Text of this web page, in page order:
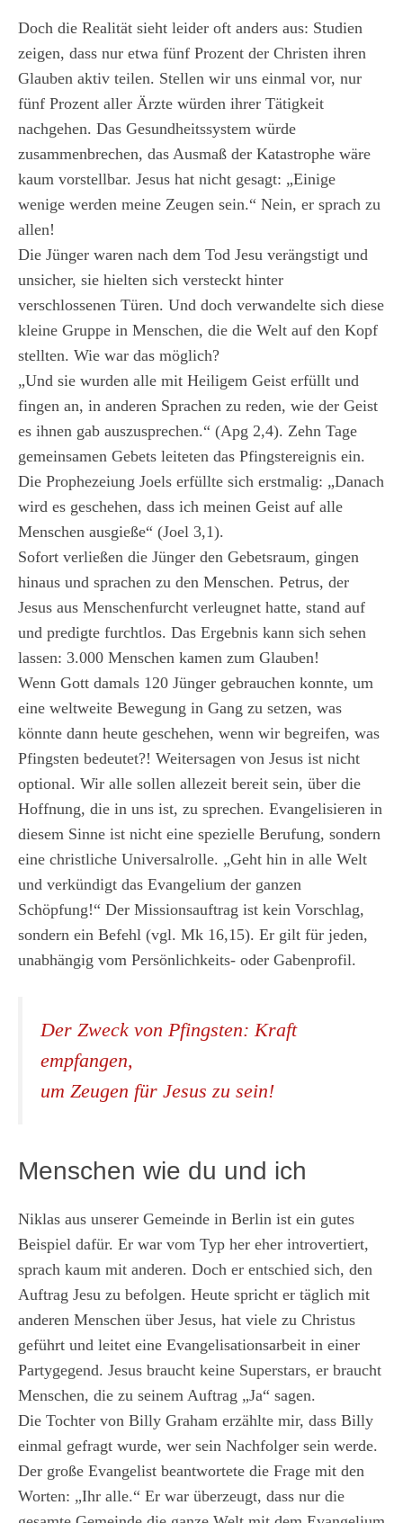
Doch die Realität sieht leider oft anders aus: Studien
zeigen, dass nur etwa fünf Prozent der Christen ihren
Glauben aktiv teilen. Stellen wir uns einmal vor, nur
fünf Prozent aller Ärzte würden ihrer Tätigkeit
nachgehen. Das Gesundheitssystem würde
zusammenbrechen, das Ausmaß der Katastrophe wäre
kaum vorstellbar. Jesus hat nicht gesagt: „Einige
wenige werden meine Zeugen sein.“ Nein, er sprach zu
allen!
Die Jünger waren nach dem Tod Jesu verängstigt und
unsicher, sie hielten sich versteckt hinter
verschlossenen Türen. Und doch verwandelte sich diese
kleine Gruppe in Menschen, die die Welt auf den Kopf
stellten. Wie war das möglich?
„Und sie wurden alle mit Heiligem Geist erfüllt und
fingen an, in anderen Sprachen zu reden, wie der Geist
es ihnen gab auszusprechen.“ (Apg 2,4). Zehn Tage
gemeinsamen Gebets leiteten das Pfingstereignis ein.
Die Prophezeiung Joels erfüllte sich erstmalig: „Danach
wird es geschehen, dass ich meinen Geist auf alle
Menschen ausgieße“ (Joel 3,1).
Sofort verließen die Jünger den Gebetsraum, gingen
hinaus und sprachen zu den Menschen. Petrus, der
Jesus aus Menschenfurcht verleugnet hatte, stand auf
und predigte furchtlos. Das Ergebnis kann sich sehen
lassen: 3.000 Menschen kamen zum Glauben!
Wenn Gott damals 120 Jünger gebrauchen konnte, um
eine weltweite Bewegung in Gang zu setzen, was
könnte dann heute geschehen, wenn wir begreifen, was
Pfingsten bedeutet?! Weitersagen von Jesus ist nicht
optional. Wir alle sollen allezeit bereit sein, über die
Hoffnung, die in uns ist, zu sprechen. Evangelisieren in
diesem Sinne ist nicht eine spezielle Berufung, sondern
eine christliche Universalrolle. „Geht hin in alle Welt
und verkündigt das Evangelium der ganzen
Schöpfung!“ Der Missionsauftrag ist kein Vorschlag,
sondern ein Befehl (vgl. Mk 16,15). Er gilt für jeden,
unabhängig vom Persönlichkeits- oder Gabenprofil.
Der Zweck von Pfingsten: Kraft
empfangen,
um Zeugen für Jesus zu sein!
Menschen wie du und ich
Niklas aus unserer Gemeinde in Berlin ist ein gutes
Beispiel dafür. Er war vom Typ her eher introvertiert,
sprach kaum mit anderen. Doch er entschied sich, den
Auftrag Jesu zu befolgen. Heute spricht er täglich mit
anderen Menschen über Jesus, hat viele zu Christus
geführt und leitet eine Evangelisationsarbeit in einer
Partygegend. Jesus braucht keine Superstars, er braucht
Menschen, die zu seinem Auftrag „Ja“ sagen.
Die Tochter von Billy Graham erzählte mir, dass Billy
einmal gefragt wurde, wer sein Nachfolger sein werde.
Der große Evangelist beantwortete die Frage mit den
Worten: „Ihr alle.“ Er war überzeugt, dass nur die